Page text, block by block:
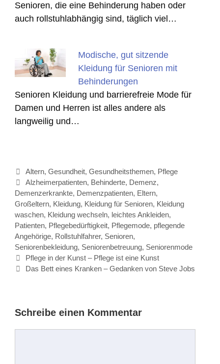
Senioren, die eine Behinderung haben oder
auch rollstuhlabhängig sind, täglich viel…
Modische, gut sitzende
Kleidung für Senioren mit
Behinderungen
Senioren Kleidung und barrierefreie Mode für
Damen und Herren ist alles andere als
langweilig und…
Kategorien
Altern,Gesundheit,Gesundheitsthemen, Pflege
Schlagwörter
Alzheimerpatienten, Behinderte, Demenz,
Demenzerkrankte, Demenzpatienten, Eltern,
Großeltern, Kleidung, Kleidung für Senioren, Kleidung
waschen, Kleidung wechseln, leichtes Ankleiden,
Patienten, Pflegebedürftigkeit, Pflegemode, pflegende
Angehörige, Rollstuhlfahrer, Senioren,
Seniorenbekleidung, Seniorenbetreuung, Seniorenmode
Beitrags-
Navigation
Pflege in der Kunst – Pflege ist eine Kunst
Das Bett eines Kranken – Gedanken von Steve Jobs
Schreibe einen Kommentar